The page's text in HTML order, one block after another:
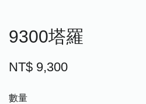
9300塔羅
NT$ 9,300
數量